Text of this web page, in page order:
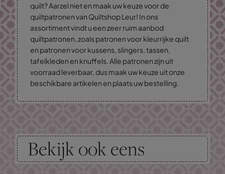
quilt? Aarzel niet en maak uw keuze voor de
quiltpatronen van Quiltshop Leur! In ons
assortiment vindt u een zeer ruim aanbod
quiltpatronen, zoals patronen voor kleurrijke quilt
en patronen voor kussens, slingers, tassen,
tafelkleden en knuffels. Alle patronen zijn uit
voorraad leverbaar, dus maak uw keuze uit onze
beschikbare artikelen en plaats uw bestelling.
Bekijk ook eens